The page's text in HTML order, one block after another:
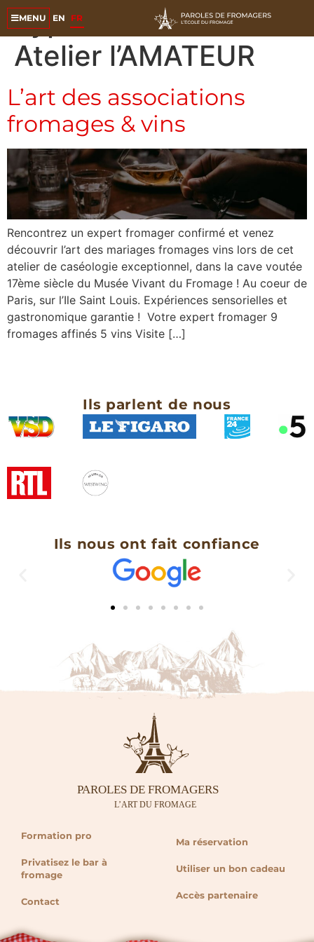
MENU EN FR
Type d'atelier :
Atelier l’AMATEUR
L’art des associations
fromages & vins
Rencontrez un expert fromager confirmé et venez
découvrir l’art des mariages fromages vins lors de cet
atelier de caséologie exceptionnel, dans la cave voutée
17ème siècle du Musée Vivant du Fromage ! Au coeur de
Paris, sur l’Ile Saint Louis. Expériences sensorielles et
gastronomique garantie ! Votre expert fromager 9
fromages affinés 5 vins Visite […]
Ils parlent de nous
Ils nous ont fait confiance
Formation pro
Privatisez le bar à
fromage
Contact
Ma réservation
Utiliser un bon cadeau
Accès partenaire